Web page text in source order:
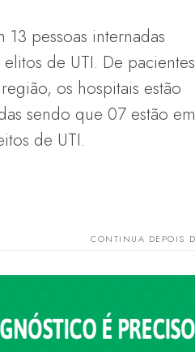
13 pessoas internadas
de UTI. De pacientes
os hospitais estão
sendo que 07 estão em
de UTI.